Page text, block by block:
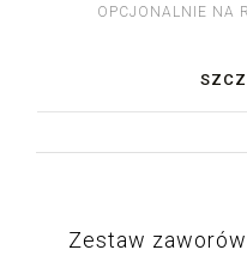
OPCJONALNIE NA
Zestaw